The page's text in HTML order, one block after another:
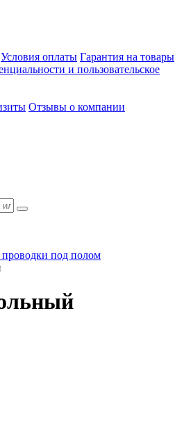
Условия оплаты Гарантия на товары
и пользовательское
Отзывы о компании
под полом